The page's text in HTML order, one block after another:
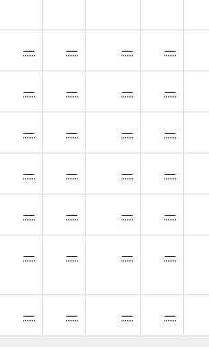
— — — —
— — — —
— — — —
— — — —
— — — —
— — — —
— — — —